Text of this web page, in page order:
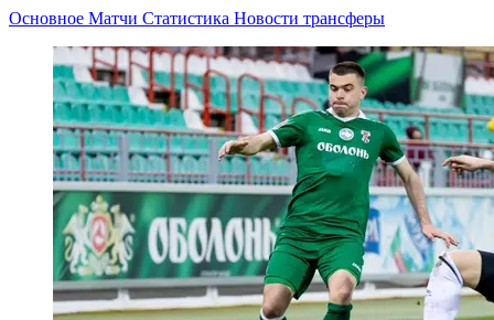
Основное Матчи Статистика Новости трансферы